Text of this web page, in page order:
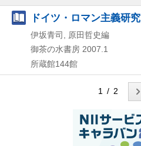
ドイツ・ロマン主義研究
伊坂青司, 原田哲史編
御茶の水書房 2007.1
所蔵館144館
1 / 2